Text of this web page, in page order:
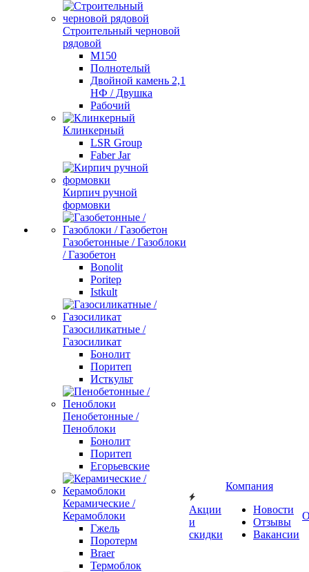
Строительный черновой
рядовой
М150
Полнотелый
Двойной камень 2,1
НФ / Двушка
Рабочий
Клинкерный
LSR Group
Faber Jar
Кирпич ручной
формовки
Газобетонные / Газоблоки
/ Газобетон
Bonolit
Poritep
Istkult
Газосиликатные /
Газосиликат
Бонолит
Поритеп
Исткульт
Пенобетонные /
Пеноблоки
Бонолит
Поритеп
Егорьевские
Керамические /
Керамоблоки
Гжель
Поротерм
Braer
Термоблок
Акции
и
скидки
Компания
Новости
Отзывы
Вакансии